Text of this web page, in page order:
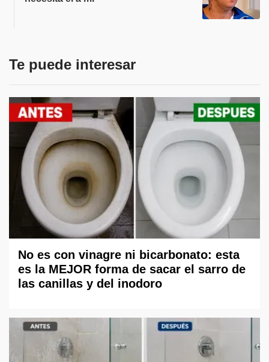
Te puede interesar
No es con vinagre ni bicarbonato: esta
es la MEJOR forma de sacar el sarro de
las canillas y del inodoro